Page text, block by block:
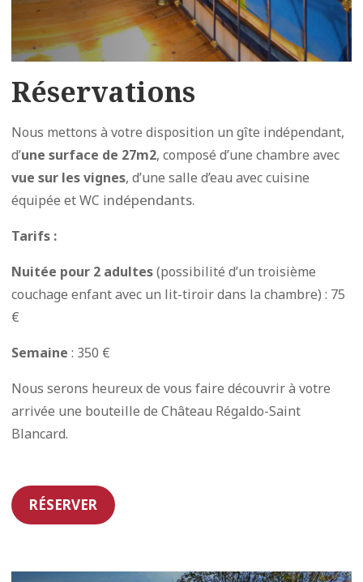
Réservations
Nous mettons à votre disposition un gîte indépendant,
d’une surface de 27m2, composé d’une chambre avec
vue sur les vignes, d’une salle d’eau avec cuisine
équipée et WC indépendants.
Tarifs :
Nuitée pour 2 adultes(possibilité d’un troisième
couchage enfant avec un lit-tiroir dans la chambre) : 75
€
Semaine : 350 €
Nous serons heureux de vous faire découvrir à votre
arrivée une bouteille de Château Régaldo-Saint
Blancard.
RÉSERVER